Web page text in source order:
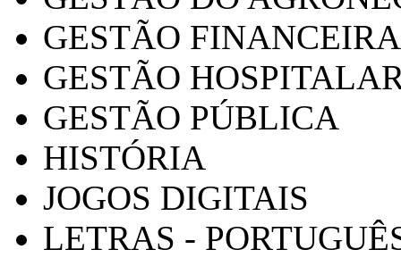
GESTÃO FINANCEIRA
GESTÃO
GESTÃO PÚBLICA
HISTÓRIA
JOGOS DIGITAIS
LETRAS -